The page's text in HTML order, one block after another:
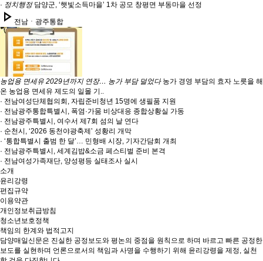
· 정치행정담양군, ‘햇빛소득마을’ 1차 공모 창평면 부동마을 선정
play_arrow 전남ㆍ광주통합
농업용 면세유 2029년까지 연장… 농가 부담 덜었다 농가 경영 부담의 효자 노릇을 해
온 농업용 면세유 제도의 일몰 기..
· 전남여성단체협의회, 자립준비청년 15명에 생필품 지원
· 전남광주통합특별시, 폭염·가뭄 비상대응 종합상황실 가동
· 전남광주특별시, 여수서 제7회 섬의 날 연다
· 순천시, ‘2026 동천야광축제’ 성황리 개막
· ‘통합특별시 출범 한 달’… 민형배 시장, 기자간담회 개최
· 전남광주특별시, 세계김밥&소금 페스티벌 준비 본격
· 전남여성가족재단, 양성평등 실태조사 실시
소개
윤리강령
편집규약
이용약관
개인정보취급방침
청소년보호정책
책임의 한계와 법적고지
담양매일신문은 진실한 공정보도와 평논의 중점을 원칙으로 하며 바르고 빠른 공정한
보도를 실현하며 언론으로서의 책임과 사명을 수행하기 위해 윤리강령을 제정, 실천